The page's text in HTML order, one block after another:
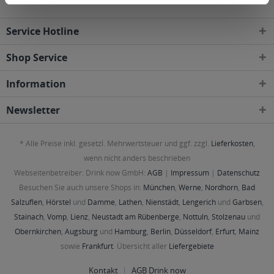
Service Hotline
Shop Service
Information
Newsletter
* Alle Preise inkl. gesetzl. Mehrwertsteuer und ggf. zzgl. Lieferkosten,
wenn nicht anders beschrieben
Webseitenbetreiber: Drink now GmbH: AGB | Impressum | Datenschutz
Besuchen Sie auch unsere Shops in: München, Werne, Nordhorn, Bad
Salzuflen, Hörstel und Damme, Lathen, Nienstädt, Lengerichund Garbsen,
Stainach, Vomp, Lienz, Neustadt am Rübenberge, Nottuln, Stolzenau und
Obernkirchen, Augsburg und Hamburg, Berlin, Düsseldorf, Erfurt, Mainz
sowie Frankfurt. Übersicht aller Liefergebiete
Kontakt AGB Drink now